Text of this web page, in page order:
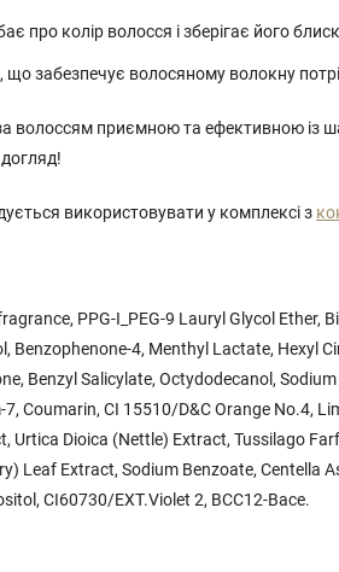
про колір волосся і зберігає його
що забезпечує волосяному волокну
волоссям приємною та ефективною
використовувати у комплексі з
PPG-I_PEG-9 Lauryl Glycol
Benzophenone-4, Menthyl Lactate, Hexyl
Benzyl Salicylate, Octydodecanol,
Coumarin, CI 15510/D&C Orange No.4,
Urtica Dioica (Nettle) Extract, Tussilago
Leaf Extract, Sodium Benzoate, Centella
CI60730/EXT.Violet 2, BCC12-Bace.